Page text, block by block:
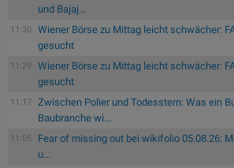
und Bajaj...
11:30
Wiener Börse zu Mittag leicht schwächer:
gesucht
11:29
Wiener Börse zu Mittag leicht schwächer:
gesucht
11:17
Zwischen Polier und Todesstern: Was ein
Baubranche wi...
11:05
Fear of missing out bei wikifolio 05.08.26:
u...